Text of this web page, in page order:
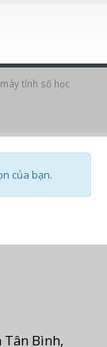
máy tính số học
của bạn.
Tân Bình,